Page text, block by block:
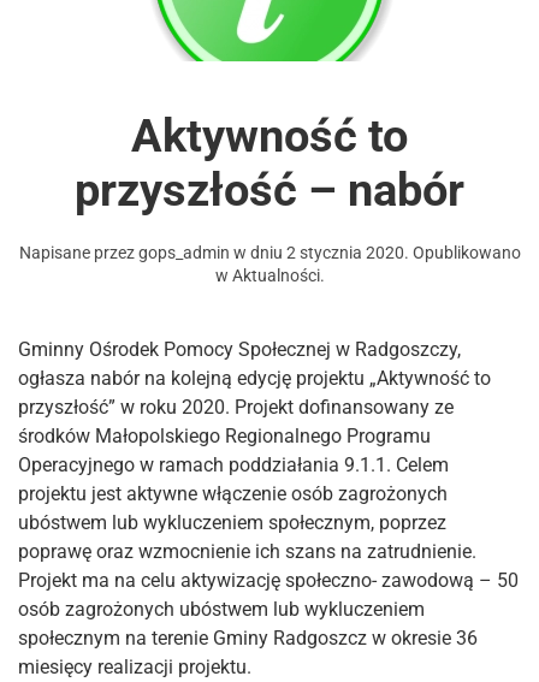
Aktywność to
przyszłość – nabór
Napisane przezgops_admin w dniu 2 stycznia 2020. Opublikowano
w Aktualności.
Gminny Ośrodek Pomocy Społecznej w Radgoszczy,
ogłasza nabór na kolejną edycję projektu „Aktywność to
przyszłość” w roku 2020. Projekt dofinansowany ze
środków Małopolskiego Regionalnego Programu
Operacyjnego w ramach poddziałania 9.1.1. Celem
projektu jest aktywne włączenie osób zagrożonych
ubóstwem lub wykluczeniem społecznym, poprzez
poprawę oraz wzmocnienie ich szans na zatrudnienie.
Projekt ma na celu aktywizację społeczno- zawodową – 50
osób zagrożonych ubóstwem lub wykluczeniem
społecznym na terenie Gminy Radgoszcz w okresie 36
miesięcy realizacji projektu.